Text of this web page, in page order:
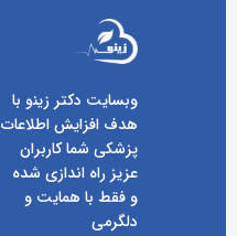
وبسایت دکتر زینو با
هدف افزایش اطلاعات
پزشکی شما کاربران
عزیز راه اندازی شده
و فقط با همایت و
دلگرمی